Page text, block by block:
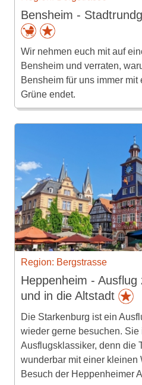
Bensheim -
Wir nehmen euch mit auf
Bensheim und verraten,
Bensheim für uns immer
Grüne endet.
Region: Bergstrasse
Heppenheim -
und in die Altstadt
Die Starkenburg ist ein
wieder gerne besuchen. Sie
Ausflugsklassiker, denn die
wunderbar mit einer kleinen
Besuch der Heppenheimer